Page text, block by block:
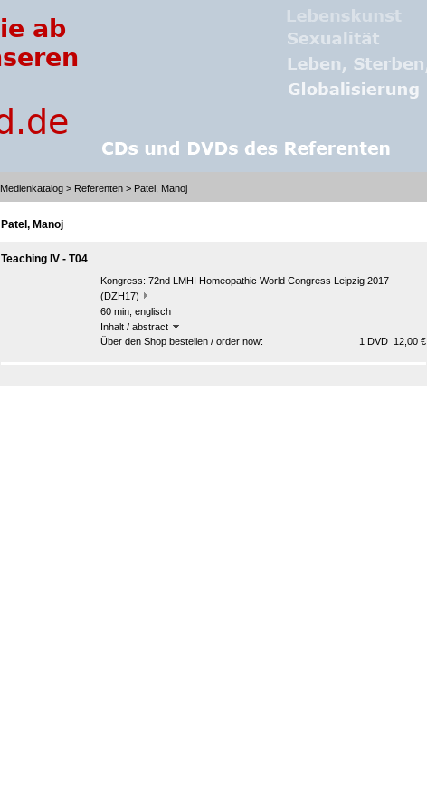
Medienkatalog > Referenten > Patel, Manoj
Patel, Manoj
Teaching IV - T04
Kongress: 72nd LMHI Homeopathic World Congress Leipzig 2017
(DZH17)
60 min, englisch
Inhalt / abstract
Über den Shop bestellen / order now:
1 DVD 12,00 €